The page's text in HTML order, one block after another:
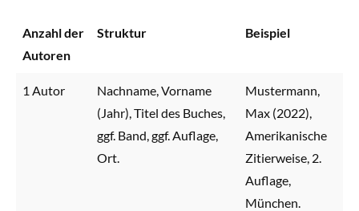
Anzahl der
Autoren
Struktur Beispiel
1 Autor
Nachname, Vorname
(Jahr), Titel des Buches,
ggf. Band, ggf. Auflage,
Ort.
Mustermann,
Max (2022),
Amerikanische
Zitierweise, 2.
Auflage,
München.